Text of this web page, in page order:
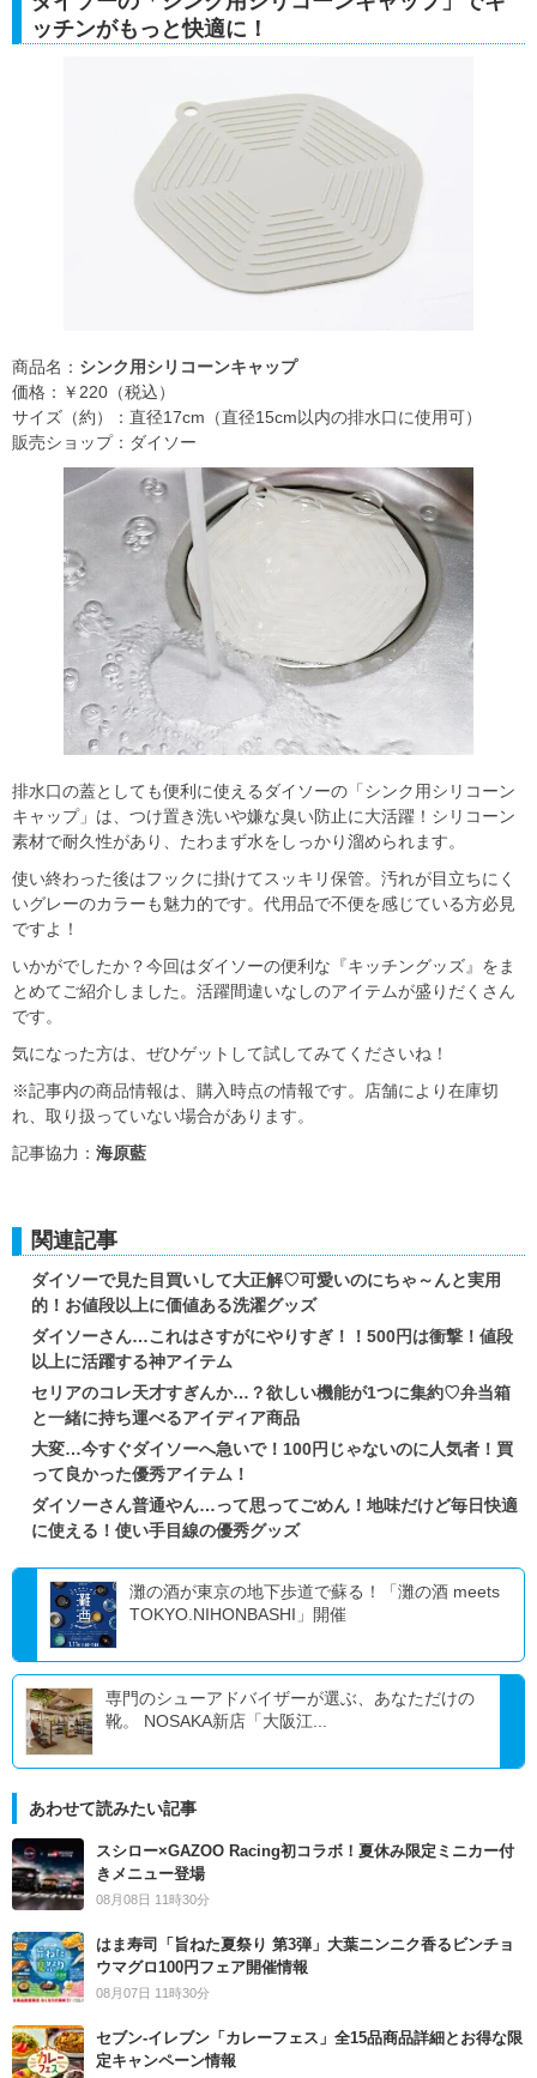
ッチンがもっと快適に！
商品名： シンク用シリコーンキャップ
価格：￥220（税込）
サイズ（約）：直径17cm（直径15cm以内の排水口に使用可）
販売ショップ：ダイソー
排水口の蓋としても便利に使えるダイソーの「シンク用シリコーン
キャップ」は、つけ置き洗いや嫌な臭い防止に大活躍！シリコーン
素材で耐久性があり、たわまず水をしっかり溜められます。
使い終わった後はフックに掛けてスッキリ保管。汚れが目立ちにく
いグレーのカラーも魅力的です。代用品で不便を感じている方必見
ですよ！
いかがでしたか？今回はダイソーの便利な『キッチングッズ』をま
とめてご紹介しました。活躍間違いなしのアイテムが盛りだくさん
です。
気になった方は、ぜひゲットして試してみてくださいね！
※記事内の商品情報は、購入時点の情報です。店舗により在庫切
れ、取り扱っていない場合があります。
記事協力： 海原藍
関連記事
ダイソーで見た目買いして大正解♡可愛いのにちゃ～んと実用
的！お値段以上に価値ある洗濯グッズ
ダイソーさん…これはさすがにやりすぎ！！500円は衝撃！値段
以上に活躍する神アイテム
セリアのコレ天才すぎんか…？欲しい機能が1つに集約♡弁当箱
と一緒に持ち運べるアイディア商品
大変…今すぐダイソーへ急いで！100円じゃないのに人気者！買
って良かった優秀アイテム！
ダイソーさん普通やん…って思ってごめん！地味だけど毎日快適
に使える！使い手目線の優秀グッズ
灘の酒が東京の地下歩道で蘇る！「灘の酒 meets
TOKYO.NIHONBASHI」開催
専門のシューアドバイザーが選ぶ、あなただけの
靴。 NOSAKA新店「大阪江...
あわせて読みたい記事
スシロー×GAZOO Racing初コラボ！夏休み限定ミニカー付
きメニュー登場
08月08日 11時30分
はま寿司「旨ねた夏祭り 第3弾」大葉ニンニク香るビンチョ
ウマグロ100円フェア開催情報
08月07日 11時30分
セブン‐イレブン「カレーフェス」全15品商品詳細とお得な限
定キャンペーン情報